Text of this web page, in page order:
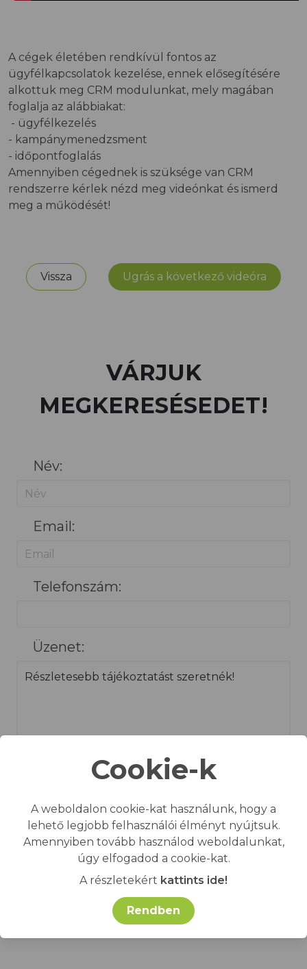
A cégek életében rendkívül fontos az
ügyfélkapcsolatok kezelése, ennek elősegítésére
alkottuk meg CRM modulunkat, mely magában
foglalja az alábbiakat:
- ügyfélkezelés
- kampánymenedzsment
- időpontfoglalás
Amennyiben cégednek is szüksége van CRM
rendszerre kérlek nézd meg videónkat és ismerd
meg a működését!
Vissza Ugrás a következő videóra
VÁRJUK
MEGKERESÉSEDET!
Név:
Email:
Telefonszám:
Üzenet:
Elfogadom azADATKEZELÉSI
SZABÁLYZATOT.
KÜLDÉS
Cookie-k
A weboldalon cookie-kat használunk, hogy a
lehető legjobb felhasználói élményt nyújtsuk.
Amennyiben tovább használod weboldalunkat,
úgy elfogadod a cookie-kat.
A részletekért kattints ide!
Rendben